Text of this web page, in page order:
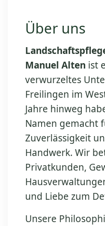
Über uns
Manuel Alten ist
verwurzeltes
Freilingen im
Jahre hinweg
Namen gemacht
Zuverlässigkeit
Handwerk. Wir
Privatkunden,
und Liebe zum
Unsere